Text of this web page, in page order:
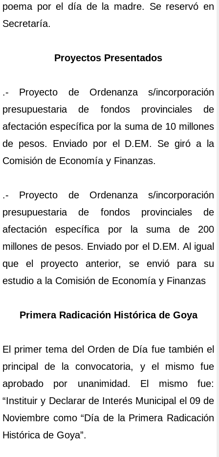
poema por el día de la madre. Se reservó en
Secretaría.
Proyectos Presentados
.- Proyecto de Ordenanza s/incorporación
presupuestaria de fondos provinciales de
afectación específica por la suma de 10 millones
de pesos. Enviado por el D.EM. Se giró a la
Comisión de Economía y Finanzas.
.- Proyecto de Ordenanza s/incorporación
presupuestaria de fondos provinciales de
afectación específica por la suma de 200
millones de pesos. Enviado por el D.EM. Al igual
que el proyecto anterior, se envió para su
estudio a la Comisión de Economía y Finanzas
Primera Radicación Histórica de Goya
El primer tema del Orden de Día fue también el
principal de la convocatoria, y el mismo fue
aprobado por unanimidad. El mismo fue:
“Instituir y Declarar de Interés Municipal el 09 de
Noviembre como “Día de la Primera Radicación
Histórica de Goya”.